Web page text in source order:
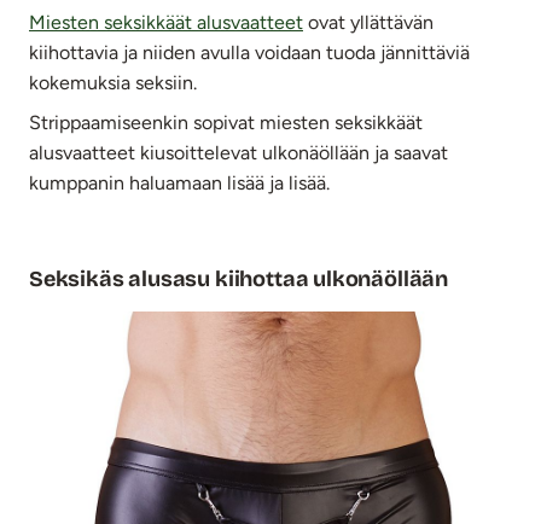
Miesten seksikkäät alusvaatteet ovat yllättävän
kiihottavia ja niiden avulla voidaan tuoda jännittäviä
kokemuksia seksiin.
Strippaamiseenkin sopivat miesten seksikkäät
alusvaatteet kiusoittelevat ulkonäöllään ja saavat
kumppanin haluamaan lisää ja lisää.
Seksikäs alusasu kiihottaa ulkonäöllään